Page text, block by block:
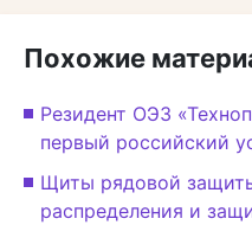
Похожие
Резидент ОЭЗ
первый российский
Щиты рядовой
распределения и